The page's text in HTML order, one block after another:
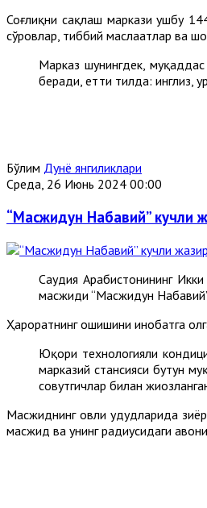
Соғлиқни сақлаш маркази ушбу
сўровлар, тиббий маслаҳатлар ва
Марказ шунингдек,
беради, етти тилда: инглиз,
Бўлим Дунё янгиликлари
Среда, 26 Июнь 2024 00:00
“Масжидун Набавий” кучли
Саудия Арабистонининг
масжиди “Масжидун
Ҳароратнинг ошишини инобатга
Юқори технологияли
марказий стансияси бутун
совутгичлар билан
Масжиднинг ҳовли ҳудудларида
масжид ва унинг радиусидаги